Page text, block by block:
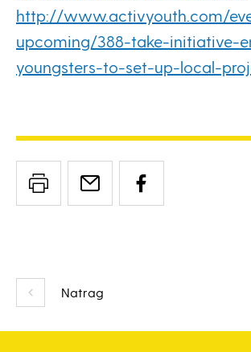
Natrag
http://www.activyouth.com/
upcoming/388-take-initiative-
youngsters-to-set-up-local-